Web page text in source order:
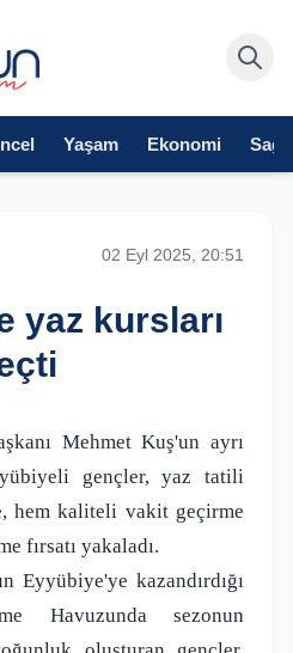
Yaşam Ekonomi
02 Eyl 2025, 20:51
yaz kursları
Mehmet Kuş'un ayrı
gençler, yaz tatili
hem kaliteli vakit geçirme
fırsatı yakaladı.
Eyyübiye'ye kazandırdığı
Havuzunda sezonun